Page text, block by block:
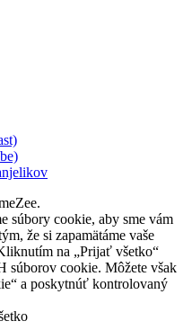
súbory cookie, aby sme vám
že si zapamätáme vaše
na „Prijať všetko“
súborov cookie. Môžete však
a poskytnúť kontrolovaný